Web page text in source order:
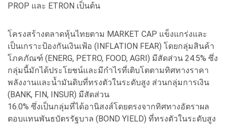
PROP และ ETRON เป็นต้น
โครงสร้างตลาดหุ้นไทยตาม MARKET CAP แข็งแกร่งและ
เป็นเกราะป้องกันเงินเฟ้อ (INFLATION FEAR) โดยกลุ่มสินค้า
โภคภัณฑ์ (ENERG, PETRO, FOOD, AGRI) มีสัดส่วน 24.5% ซึ่ง
กลุ่มนี้มักได้ประโยชน์และมีกำไรที่เติบโตตามทิศทางราคา
พลังงานและน้ำมันดิบที่ทรงตัวในระดับสูง ส่วนกลุ่มการเงิน
(BANK, FIN, INSUR) มีสัดส่วน
16.0% ซึ่งเป็นกลุ่มที่ได้อานิสงส์โดยตรงจากทิศทางอัตราผล
ตอบแทนพันธบัตรรัฐบาล (BOND YIELD) ที่ทรงตัวในระดับสูง